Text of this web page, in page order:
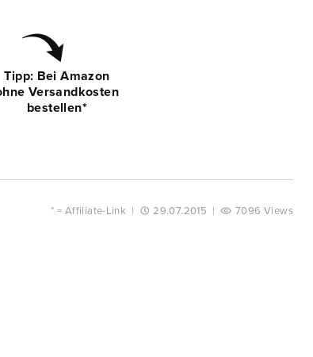
Tipp: Bei Amazon
Versandkosten
bestellen*
* = Affiliate-Link | 29.07.2015 | 7096 Views